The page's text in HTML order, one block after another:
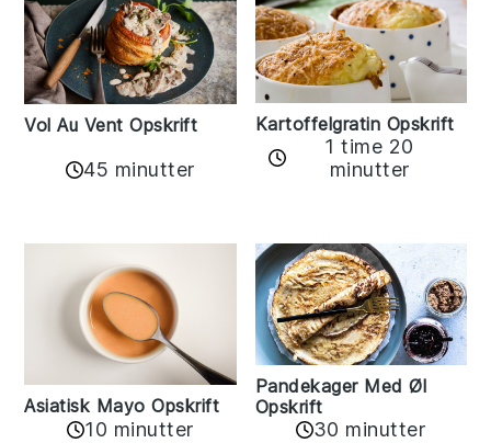
Vol Au Vent Opskrift
45 minutter
Kartoffelgratin Opskrift
1 time 20
minutter
Asiatisk Mayo Opskrift
10 minutter
Pandekager Med Øl
Opskrift
30 minutter